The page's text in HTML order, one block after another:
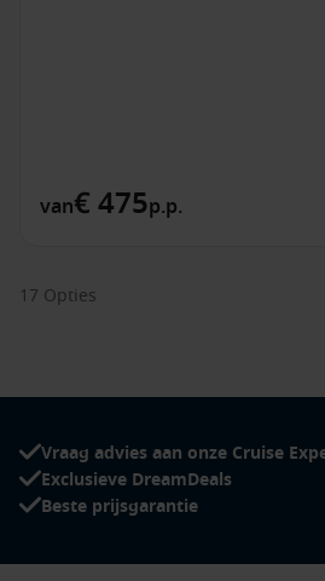
van€ 475p.p.
17 Opties
Vraag advies aan onze Cruise
Exclusieve DreamDeals
Beste prijsgarantie